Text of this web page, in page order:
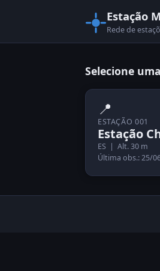
Estação
Rede de
Selecione
📍
ESTAÇÃO 001
Estação
ES | Alt. 30 m
Última obs.: 25/